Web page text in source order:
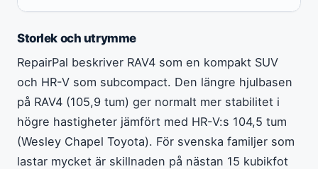
Storlek och utrymme
RepairPal beskriver RAV4 som en kompakt SUV
och HR-V som subcompact. Den längre hjulbasen
på RAV4 (105,9 tum) ger normalt mer stabilitet i
högre hastigheter jämfört med HR-V:s 104,5 tum
(Wesley Chapel Toyota). För svenska familjer som
lastar mycket är skillnaden på nästan 15 kubikfot